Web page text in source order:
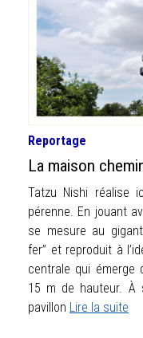
Reportage
La maison
Tatzu Nishi réalise
pérenne. En jouant
se mesure au
fer” et reproduit à
centrale qui émerge
15 m de hauteur. À
pavillon Lire la suite